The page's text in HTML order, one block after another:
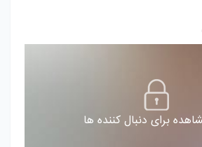
برای دنبال کننده ها